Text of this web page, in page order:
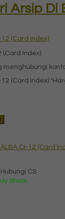
Arsip Di
(Card Index)
CI-12 (Card
CS
Stock